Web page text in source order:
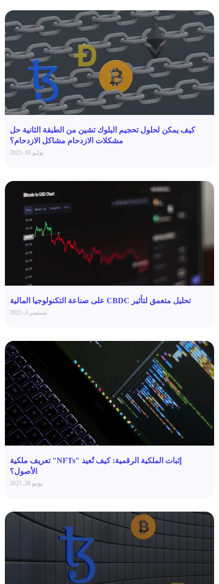
كيف يمكن لحلول تحجيم البلوك تشين من الطبقة الثانية حل
مشكلات الازدحام مشاكل الازدحام؟
يوليو 16، 2025
تحليل متعمق لتأثير CBDC على صناعة التكنولوجيا المالية
سبتمبر 3، 2025
إثبات الملكية الرقمية: كيف تُعيد "NFTs" تعريف ملكية
الأصول؟
يونيو 28, 2025